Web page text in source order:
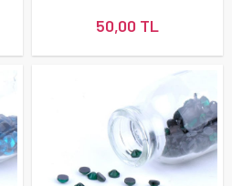
50,00 TL